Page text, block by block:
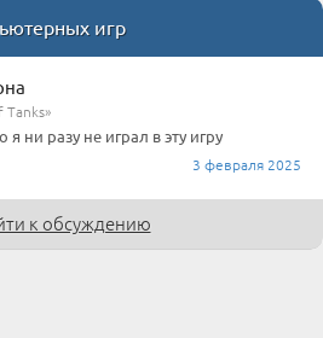
игр
Tanks»
ни разу не играл в эту игру
3 февраля 2025
к обсуждению